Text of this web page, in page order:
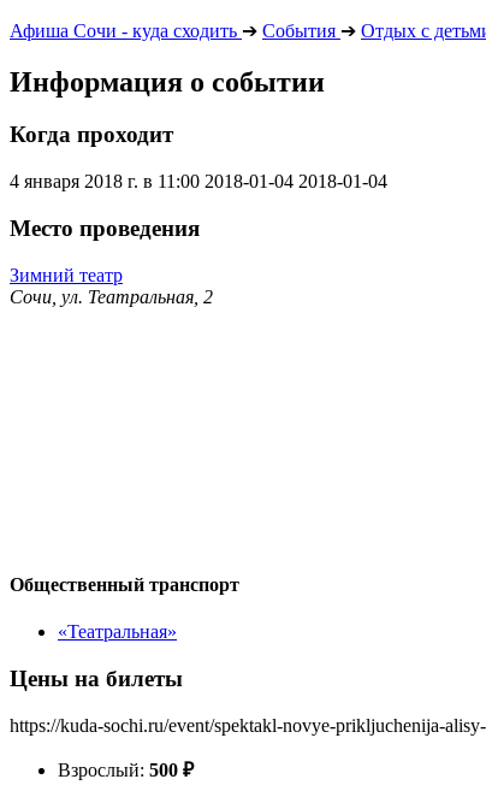
Афиша Сочи - куда сходить ➔ События ➔ Отдых с
Информация о событии
Когда проходит
4 января 2018 г. в 11:00 2018-01-04 2018-01-04
Место проведения
Зимний театр
Сочи, ул. Театральная, 2
Общественный транспорт
«Театральная»
Цены на билеты
https://kuda-sochi.ru/event/spektakl-novye-prikljuchenija-
Взрослый: 500 ₽